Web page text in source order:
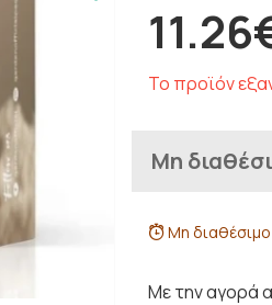
Το προϊόν
Μη
Μη διαθέσιμο
Με την αγορά